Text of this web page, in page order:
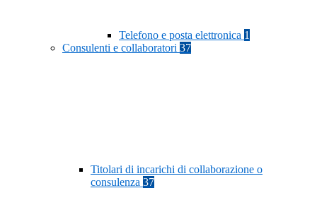
Telefono e posta elettronica 1
Consulenti e collaboratori 37
Titolari di incarichi di collaborazione o
consulenza 37